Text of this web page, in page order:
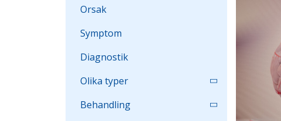
Orsak
Symptom
Diagnostik
Olika typer
Behandling